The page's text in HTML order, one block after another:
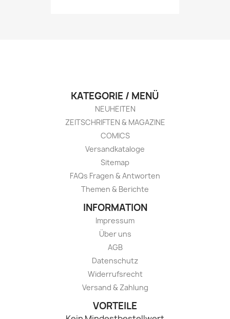
KATEGORIE / MENÜ
NEUHEITEN
ZEITSCHRIFTEN & MAGAZINE
COMICS
Versandkataloge
Sitemap
FAQs Fragen & Antworten
Themen & Berichte
INFORMATION
Impressum
Über uns
AGB
Datenschutz
Widerrufsrecht
Versand & Zahlung
VORTEILE